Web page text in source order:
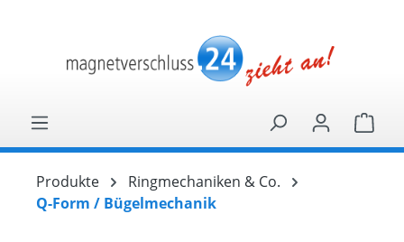
Produkte
Ringmechaniken & Co.
Q-Form / Bügelmechanik